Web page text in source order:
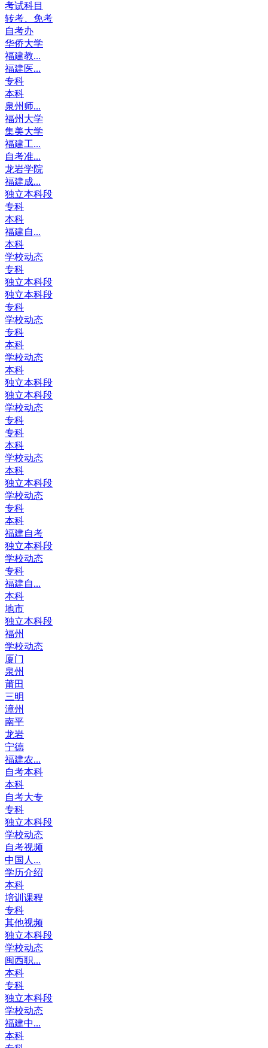
考试科目
转考、免考
自考办
华侨大学
福建教...
福建医...
专科
本科
泉州师...
福州大学
集美大学
福建工...
自考准...
龙岩学院
福建成...
独立本科段
专科
本科
福建自...
本科
学校动态
专科
独立本科段
独立本科段
专科
学校动态
专科
本科
学校动态
本科
独立本科段
独立本科段
学校动态
专科
专科
本科
学校动态
本科
独立本科段
学校动态
专科
本科
福建自考
独立本科段
学校动态
专科
福建自...
本科
地市
独立本科段
福州
学校动态
厦门
泉州
莆田
三明
漳州
南平
龙岩
宁德
福建农...
自考本科
本科
自考大专
专科
独立本科段
学校动态
自考视频
中国人...
学历介绍
本科
培训课程
专科
其他视频
独立本科段
学校动态
闽西职...
本科
专科
独立本科段
学校动态
福建中...
本科